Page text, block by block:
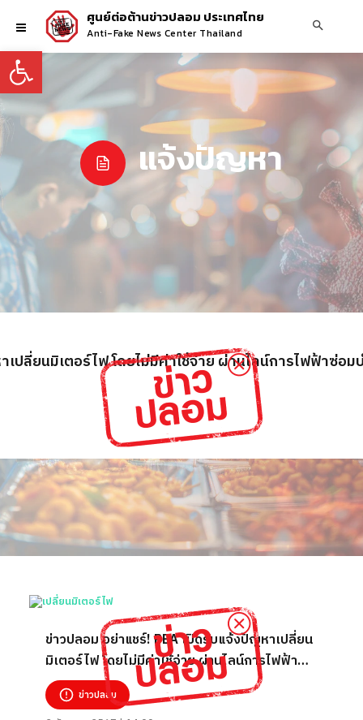
Open toolbar
ศูนย์ต่อต้านข่าวปลอม ประเทศไทย
Anti-Fake News Center Thailand
แจ้งปัญหา
ปลี่ยนมิเตอร์ไฟ โดยไม่มีค่าใช้จ่าย ผ่านไลน์การไฟฟ้าซ่อม
ข่าวปลอม อย่าแชร์! PEA เปิดรับแจ้งปัญหาเปลี่ยน
มิเตอร์ไฟ โดยไม่มีค่าใช้จ่าย ผ่านไลน์การไฟฟ้า
ซ่อมบำรุงPEA
ข่าวปลอม